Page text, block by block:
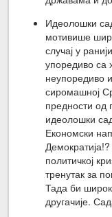
Идеолошки
мотивише
случај у
упоредиво са
неупоредиво
сиромашној
предности од
идеолошки
Економски
политичкој
тренутак за
Тада би
другачије.